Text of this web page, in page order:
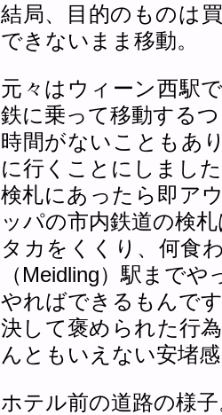
結局、目的のものは
できないまま移動。
元々はウィーン西駅
鉄に乗って移動する
時間がないこともあ
に行くことにしまし
検札にあったら即ア
ッパの市内鉄道の検
タカをくくり、何食
（Meidling）駅まで
やればできるもんで
決して褒められた行
んともいえない安堵
ホテル前の道路の様